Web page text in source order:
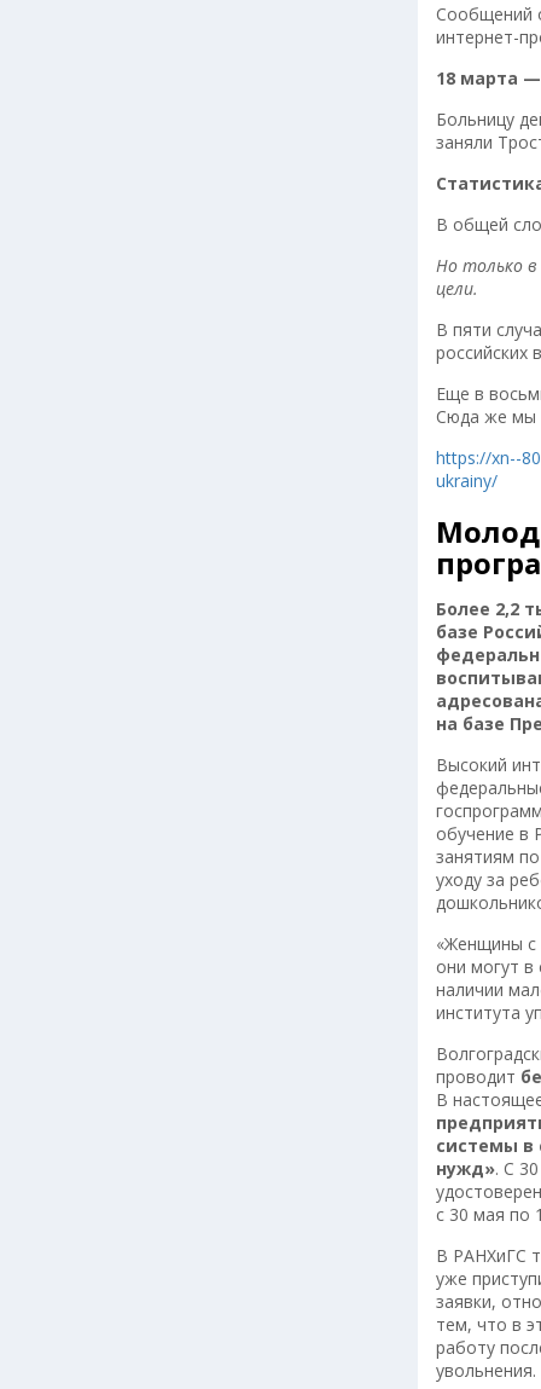
Сообщений
интернет-
18 марта
Больницу
заняли
В общей
Но только в
цели.
В пяти
российских
Еще в
Сюда же мы
https://xn--
ukrainy/
Более 2,2
базе
на базе
Высокий
обучение в
занятиям
уходу за
«Женщины с
они могут
наличии
института
проводит
В
системы в
нужд». С
с 30 мая по
В РАНХиГС
уже
заявки,
тем, что в
работу
увольнения.